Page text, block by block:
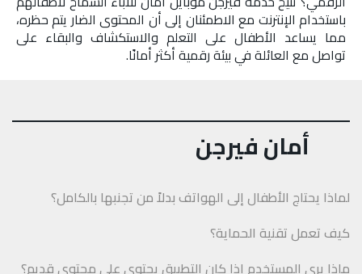
باستخدام الإنترنت مع الاطمئنان إلى أن المحتوى الضار يتم حظره،
مما يساعد الأطفال على التعلم والاستكشاف والبقاء على
تواصل مع العائلة في بيئة رقمية أكثر أمانًا.
أمان فيرجن
لماذا يحتاج الأطفال إلى الهواتف بدلاً من تجنبها بالكامل؟
كيف تعمل تقنية الحماية؟
ماذا يرى المستخدم إذا كان التطبيق يحتوي على محتوى قديم؟